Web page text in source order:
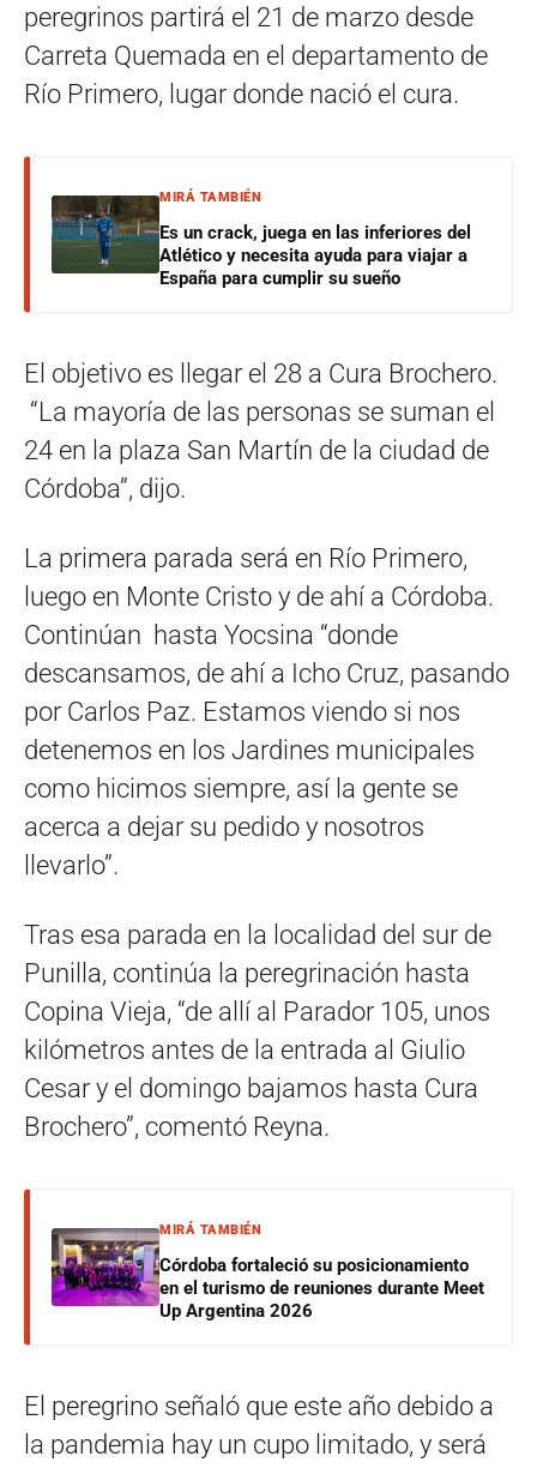
peregrinos partirá el 21 de marzo desde
Carreta Quemada en el departamento de
Río Primero, lugar donde nació el cura.
MIRÁ TAMBIÉN
Es un crack, juega en las inferiores del
Atlético y necesita ayuda para viajar a
España para cumplir su sueño
El objetivo es llegar el 28 a Cura Brochero.
“La mayoría de las personas se suman el
24 en la plaza San Martín de la ciudad de
Córdoba”, dijo.
La primera parada será en Río Primero,
luego en Monte Cristo y de ahí a Córdoba.
Continúan hasta Yocsina “donde
descansamos, de ahí a Icho Cruz, pasando
por Carlos Paz. Estamos viendo si nos
detenemos en los Jardines municipales
como hicimos siempre, así la gente se
acerca a dejar su pedido y nosotros
llevarlo”.
Tras esa parada en la localidad del sur de
Punilla, continúa la peregrinación hasta
Copina Vieja, “de allí al Parador 105, unos
kilómetros antes de la entrada al Giulio
Cesar y el domingo bajamos hasta Cura
Brochero”, comentó Reyna.
MIRÁ TAMBIÉN
Córdoba fortaleció su posicionamiento
en el turismo de reuniones durante Meet
Up Argentina 2026
El peregrino señaló que este año debido a
la pandemia hay un cupo limitado, y será